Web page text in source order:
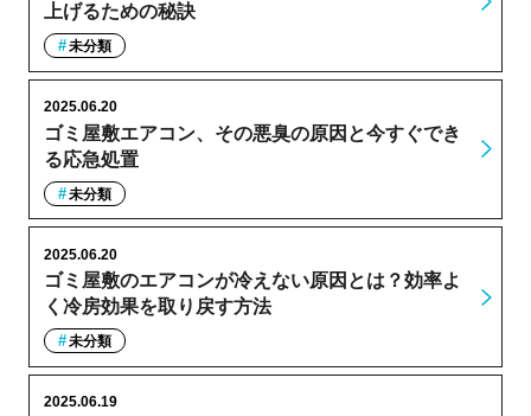
上げるための秘訣
未分類
ゴミ屋敷エアコン、その悪臭の原因と今すぐでき
る応急処置
2025.06.20
未分類
ゴミ屋敷のエアコンが冷えない原因とは？効率よ
く冷房効果を取り戻す方法
2025.06.20
未分類
2025.06.19